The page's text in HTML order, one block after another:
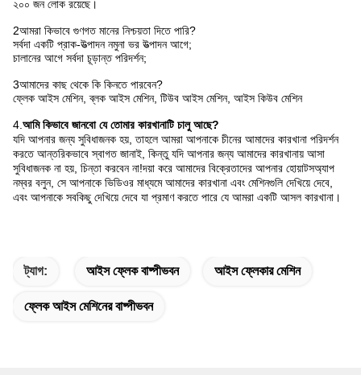
২০০ জন লোক রয়েছে।
2আমরা কিভাবে গুণগত মানের নিশ্চয়তা দিতে পারি?
সর্বদা একটি প্রাক-উত্পাদন নমুনা ভর উত্পাদন আগে;
চালানের আগে সর্বদা চূড়ান্ত পরিদর্শন;
3আমাদের কাছ থেকে কি কিনতে পারবেন?
ফ্লেক আইস মেশিন, ব্লক আইস মেশিন, টিউব আইস মেশিন, আইস কিউব মেশিন
4. আমি কিভাবে জানবো যে তোমার কারখানাটি চালু আছে?
যদি আপনার জন্য সুবিধাজনক হয়, তাহলে আমরা আপনাকে চীনের আমাদের কারখানা পরিদর্শন
করতে আন্তরিকভাবে স্বাগত জানাই, কিন্তু যদি আপনার জন্য আমাদের কারখানায় আসা
সুবিধাজনক না হয়, চিন্তা করবেন না!দয়া করে আমাদের বিক্রেতাদের আপনার হোয়াটসঅ্যাপ
নম্বর বলুন, সে আপনাকে ভিডিওর মাধ্যমে আমাদের কারখানা এবং মেশিনগুলি দেখিয়ে দেবে,
এবং আপনাকে সবকিছু দেখিয়ে দেবে যা প্রমাণ করতে পারে যে আমরা একটি আসল কারখানা।
ট্যাগ: আইস ফ্লেক বাষ্পীভবন আইস ফ্লেকার মেশিন
ফ্লেক আইস মেশিনের বাষ্পীভবন